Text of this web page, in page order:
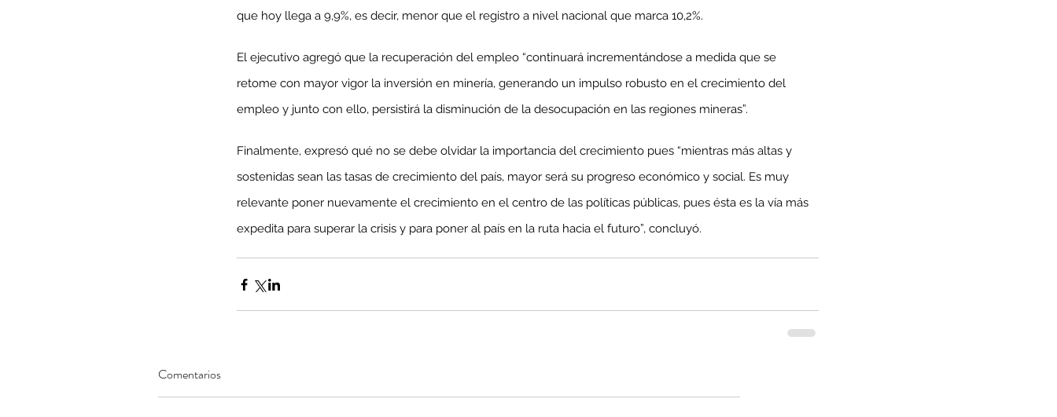
condolencias litio saludo
que hoy llega a 9,9%, es decir, menor que el registro a nivel nacional que marca 10,2%.
El ejecutivo agregó que la recuperación del empleo “continuará incrementándose a medida que se
retome con mayor vigor la inversión en minería, generando un impulso robusto en el crecimiento del
empleo y junto con ello, persistirá la disminución de la desocupación en las regiones mineras”.
Finalmente, expresó qué no se debe olvidar la importancia del crecimiento pues “mientras más altas y
sostenidas sean las tasas de crecimiento del país, mayor será su progreso económico y social. Es muy
relevante poner nuevamente el crecimiento en el centro de las políticas públicas, pues ésta es la vía más
expedita para superar la crisis y para poner al país en la ruta hacia el futuro”, concluyó.
Comentarios